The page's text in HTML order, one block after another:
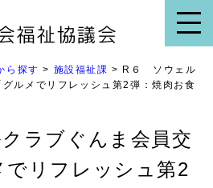
ら探す > 施設福祉課 > R６ ソウェル
ルメでリフレッシュ第2弾：焼肉お食
ラブぐんま会員交
でリフレッシュ第2